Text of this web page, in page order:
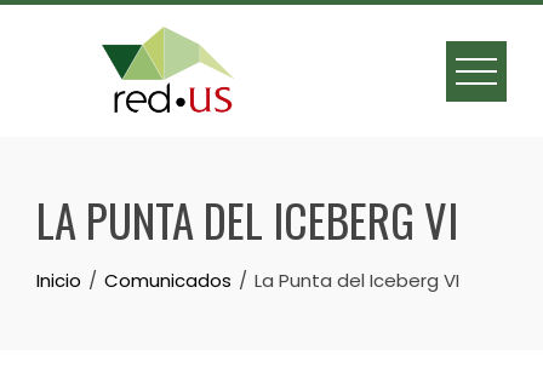
Skip
LA PUNTA DEL ICEBERG VI
Inicio Comunicados La Punta del Iceberg VI